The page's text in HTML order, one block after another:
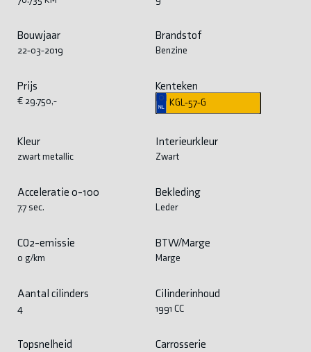
Bouwjaar
22-03-2019
Brandstof
Benzine
Prijs
€ 29.750,-
Kenteken
KGL-57-G
Kleur
zwart metallic
Interieurkleur
Zwart
Acceleratie 0-100
7.7 sec.
Bekleding
Leder
CO2-emissie
0 g/km
BTW/Marge
Marge
Aantal cilinders
4
Cilinderinhoud
1991 CC
Topsnelheid Carrosserie